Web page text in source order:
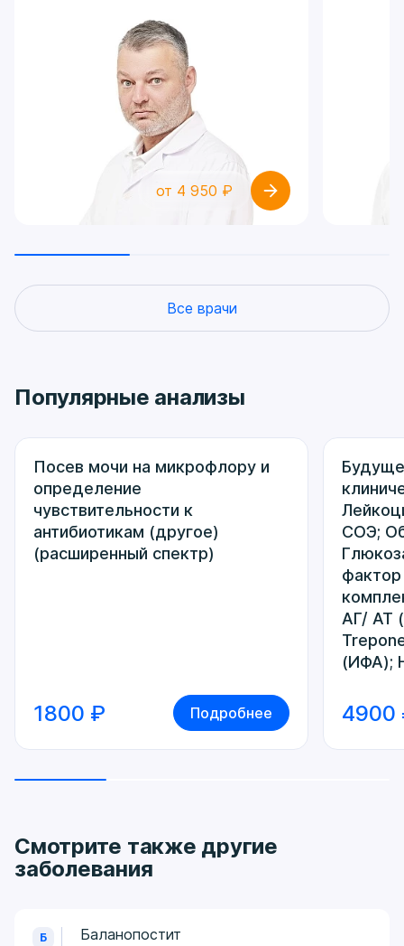
от 4 950 ₽
Все врачи
Популярные анализы
Посев мочи на микрофлору и
определение
чувствительности к
антибиотикам (другое)
(расширенный спектр)
1800 ₽ Подробнее
СОЭ;
фактор
АГ/ АТ
(ИФА);
4900
Смотрите также другие
заболевания
Б Баланопостит